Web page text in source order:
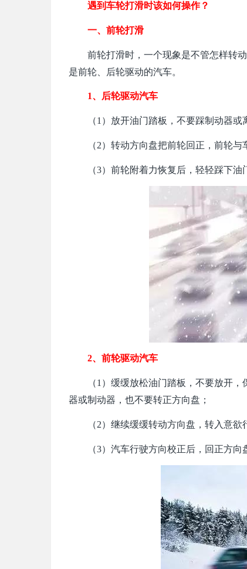
遇到车轮打滑时该如何操作？
一、前轮打滑
前轮打滑时，一个现象是不管怎样转
是前轮、后轮驱动的汽车。
1、后轮驱动汽车
（1）放开油门踏板，不要踩制动器或
（2）转动方向盘把前轮回正，前轮
（3）前轮附着力恢复后，轻轻踩下油
2、前轮驱动汽车
（1）缓缓放松油门踏板，不要放开
器或制动器，也不要转正方向盘；
（2）继续缓缓转动方向盘，转入意
（3）汽车行驶方向校正后，回正方向